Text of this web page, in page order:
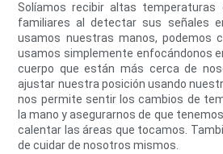
Solíamos recibir altas
familiares al detectar sus señales
usamos nuestras manos, podemos
usamos simplemente enfocándonos
cuerpo que están más cerca de
ajustar nuestra posición usando
nos permite sentir los cambios de
la mano y asegurarnos de que
calentar las áreas que tocamos.
de cuidar de nosotros mismos.